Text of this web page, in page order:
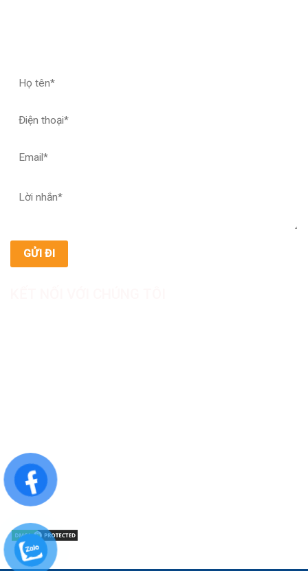
Website: https://asialab.com.vn/
Email: giacongasialab@gmail.com